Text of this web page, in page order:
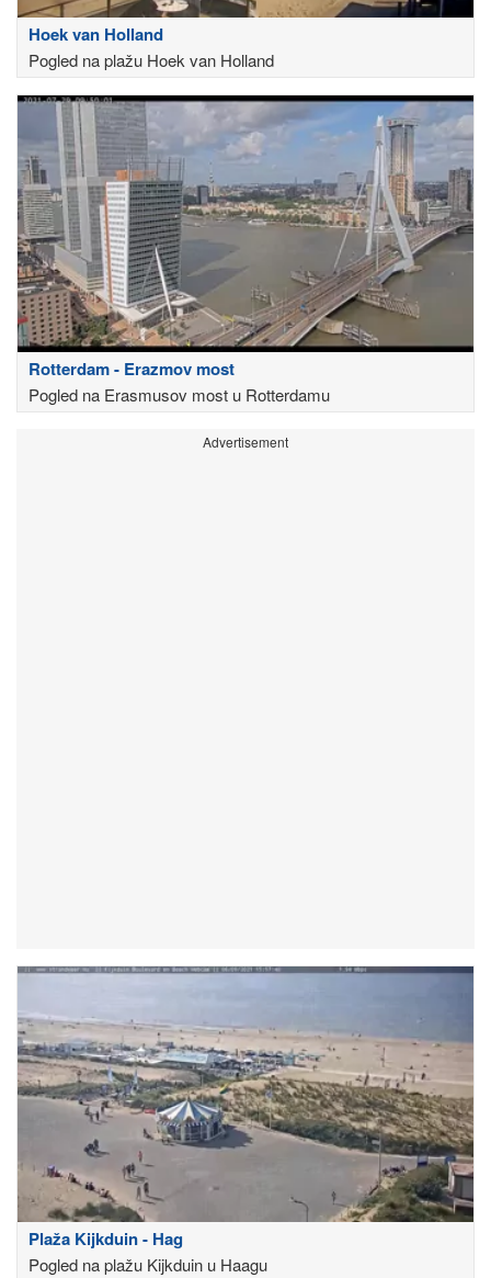
Hoek van Holland
Pogled na plažu Hoek van Holland
Rotterdam - Erazmov most
Pogled na Erasmusov most u Rotterdamu
Advertisement
Plaža Kijkduin - Hag
Pogled na plažu Kijkduin u Haagu